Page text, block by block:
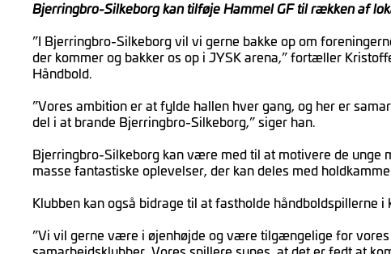
Bjerringbro-Silkeborg kan tilføje Hammel GF til rækken af
”I Bjerringbro-Silkeborg vil vi gerne bakke op om
der kommer og bakker os op i JYSK arena,” fortæller
Håndbold.
”Vores ambition er at fylde hallen hver gang, og her er
del i at brande Bjerringbro-Silkeborg,” siger han.
Bjerringbro-Silkeborg kan være med til at motivere de
masse fantastiske oplevelser, der kan deles med
Klubben kan også bidrage til at fastholde håndboldspillerne
”Vi vil gerne være i øjenhøjde og være tilgængelige for